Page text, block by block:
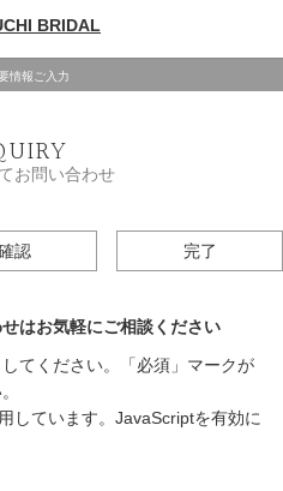
情報ご入力
お問い合わせ
認 完了
はお気軽にご相談ください
てください。「必須」マークが
しています。JavaScriptを有効に